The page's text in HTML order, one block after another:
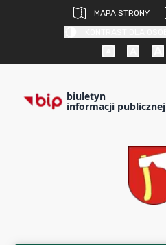
MAPA STRONY
biuletyn
informacji publicznej